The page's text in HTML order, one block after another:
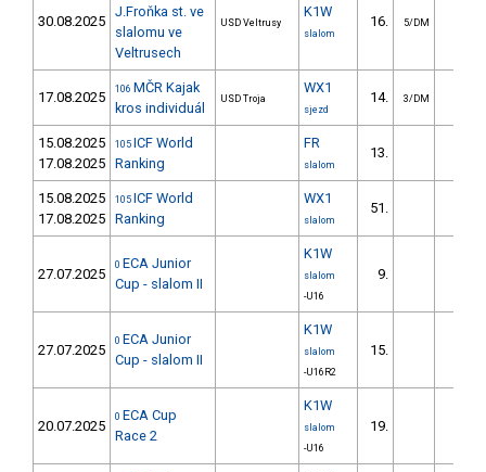
30.08.2025
J.Froňka st. ve
slalomu ve
Veltrusech
USD Veltrusy
K1W
slalom
16. 5/DM
17.08.2025 106 MČR Kajak
kros individuál
USD Troja
WX1
sjezd
14. 3/DM
15.08.2025
17.08.2025
105 ICF World
Ranking
FR
slalom
13.
15.08.2025
17.08.2025
105 ICF World
Ranking
WX1
slalom
51.
27.07.2025
0 ECA Junior
Cup - slalom II
K1W
slalom
-U16
9.
27.07.2025
0 ECA Junior
Cup - slalom II
K1W
slalom
-U16R2
15.
20.07.2025
0 ECA Cup
Race 2
K1W
slalom
-U16
19.